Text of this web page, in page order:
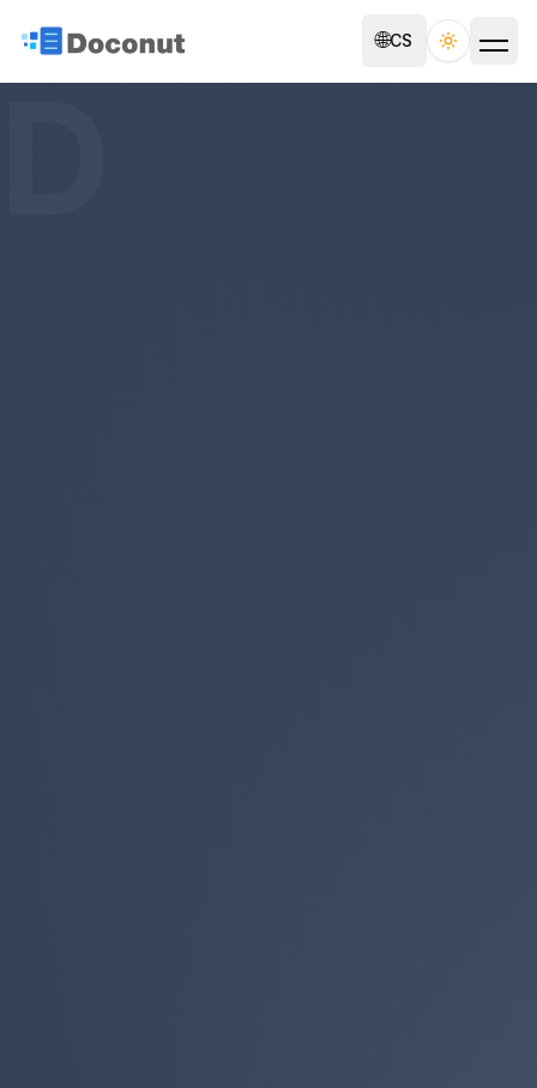
🌐CS Toggle